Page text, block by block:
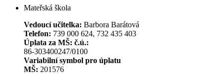
Mateřská škola
Vedoucí učitelka: Barbora Barátová
Telefon: 739 000 624, 732 435 403
Úplata za MŠ: č.ú.:
86-303400247/0100
Variabilní symbol pro úplatu
MŠ: 201576